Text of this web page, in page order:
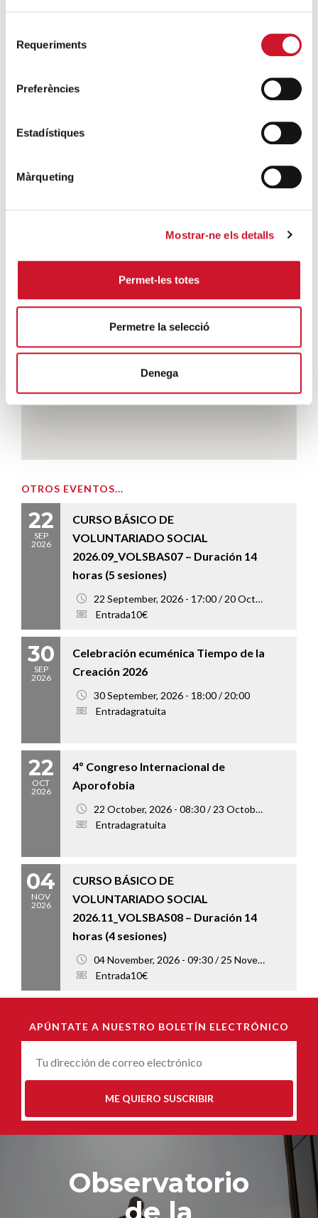
Requeriments
Preferències
Estadístiques
Màrqueting
Mostrar-ne els detalls
Permet-les totes
Permetre la selecció
Denega
Añadir al calendario
+ GOOGLE MAP
OTROS EVENTOS...
22
SEP
2026
CURSO BÁSICO DE
VOLUNTARIADO SOCIAL
2026.09_VOLSBAS07 – Duración 14
horas (5 sesiones)
22 September, 2026 - 17:00 / 20 October, 2026 - 20:00
Entrada10€
30
SEP
2026
Celebración ecuménica Tiempo de la
Creación 2026
30 September, 2026 - 18:00 / 20:00
Entradagratuita
22
OCT
2026
4º Congreso Internacional de
Aporofobia
22 October, 2026 - 08:30 / 23 October, 2026 - 18:00
Entradagratuita
04
NOV
2026
CURSO BÁSICO DE
VOLUNTARIADO SOCIAL
2026.11_VOLSBAS08 – Duración 14
horas (4 sesiones)
04 November, 2026 - 09:30 / 25 November, 2026 - 13:00
Entrada10€
APÚNTATE A NUESTRO BOLETÍN ELECTRÓNICO
Correu-
ME QUIERO SUSCRIBIR
Observatorio